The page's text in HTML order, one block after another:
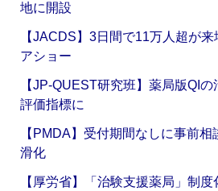
地に開設
【JACDS】3日間で11万人超が来
アショー
【JP-QUEST研究班】薬局版QI
評価指標に
【PMDA】受付期間なしに事前相
滑化
【厚労省】「治験支援薬局」制